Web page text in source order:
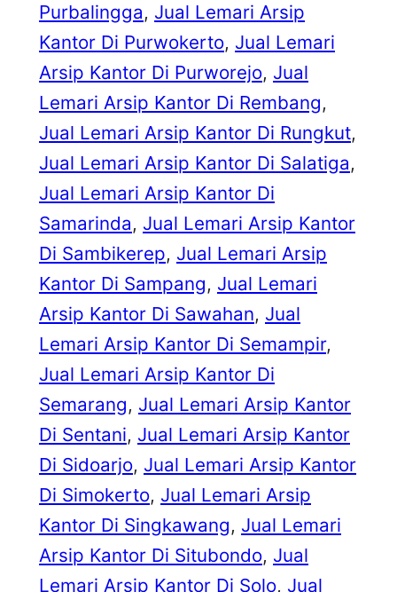
Purbalingga, Jual Lemari Arsip
Kantor Di Purwokerto, Jual Lemari
Arsip Kantor Di Purworejo, Jual
Lemari Arsip Kantor Di Rembang
Jual Lemari Arsip Kantor Di Rungkut
Jual Lemari Arsip Kantor Di Salatiga
Jual Lemari Arsip Kantor Di
Samarinda, Jual Lemari Arsip Kantor
Di Sambikerep, Jual Lemari Arsip
Kantor Di Sampang, Jual Lemari
Arsip Kantor Di Sawahan, Jual
Lemari Arsip Kantor Di Semampir
Jual Lemari Arsip Kantor Di
Semarang, Jual Lemari Arsip Kantor
Di Sentani, Jual Lemari Arsip Kantor
Di Sidoarjo, Jual Lemari Arsip Kantor
Di Simokerto, Jual Lemari Arsip
Kantor Di Singkawang, Jual Lemari
Arsip Kantor Di Situbondo, Jual
Lemari Arsip Kantor Di Solo, Jual